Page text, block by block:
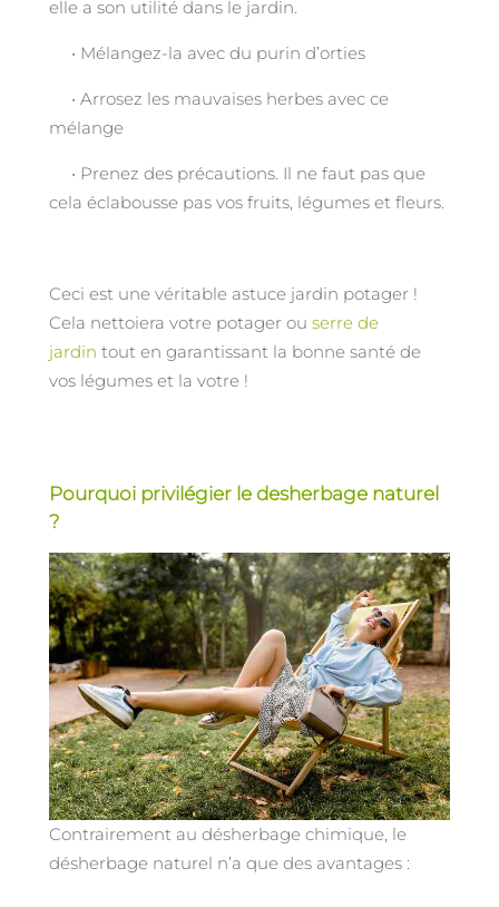
elle a son utilité dans le jardin.
• Mélangez-la avec du purin d’orties
• Arrosez les mauvaises herbes avec ce
mélange
• Prenez des précautions. Il ne faut pas que
cela éclabousse pas vos fruits, légumes et fleurs.
Ceci est une véritable astuce jardin potager !
Cela nettoiera votre potager ou serre de
jardin tout en garantissant la bonne santé de
vos légumes et la votre !
Pourquoi privilégier le desherbage naturel
?
Contrairement au désherbage chimique, le
désherbage naturel n’a que des avantages :